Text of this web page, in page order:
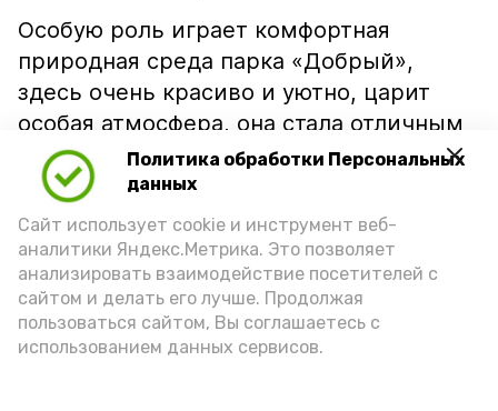
Политика обработки Персональных
данных
Сайт использует cookie и инструмент веб-
аналитики Яндекс.Метрика. Это позволяет
анализировать взаимодействие посетителей с
сайтом и делать его лучше. Продолжая
пользоваться сайтом, Вы соглашаетесь с
использованием данных сервисов.
Особую роль играет комфортная
природная среда парка «Добрый»,
здесь очень красиво и уютно, царит
особая атмосфера, она стала отличным
фоном для игр и общения.